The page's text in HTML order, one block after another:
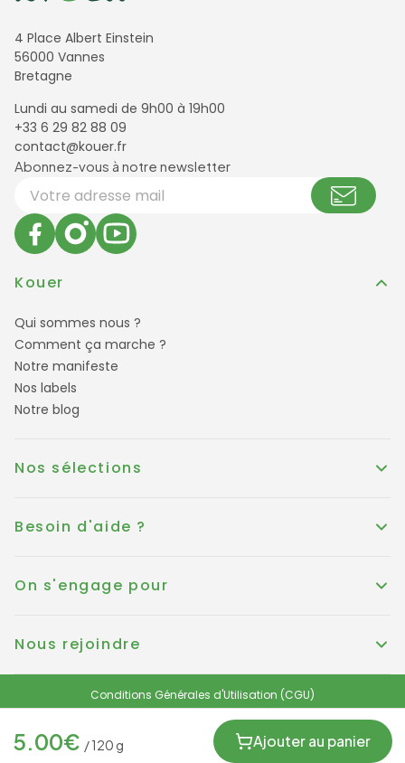
5.00€ /120 g Ajouter au panier
4 Place Albert Einstein
56000 Vannes
Bretagne
Lundi au samedi de 9h00 à 19h00
+33 6 29 82 88 09
contact@kouer.fr
Newsletter et réseaux sociaux
Abonnez-vous à notre newsletter
Votre adresse email
Kouer
Qui sommes nous ?
Comment ça marche ?
Notre manifeste
Nos labels
Notre blog
Nos sélections
Besoin d'aide ?
On s'engage pour
Nous rejoindre
Conditions Générales d'Utilisation (CGU)
Politique de CookiesMentions légales
Protection des données personnelles et RGPD
© KOUER France 2025